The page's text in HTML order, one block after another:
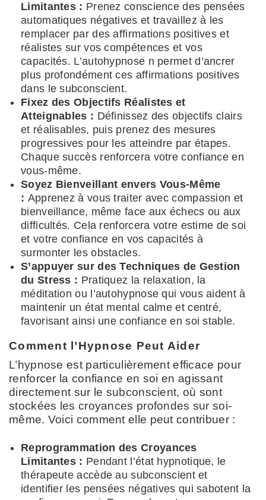
Limitantes : Prenez conscience des pensées
automatiques négatives et travaillez à les
remplacer par des affirmations positives et
réalistes sur vos compétences et vos
capacités. L’autohypnose n permet d’ancrer
plus profondément ces affirmations positives
dans le subconscient.
Fixez des Objectifs Réalistes et
Atteignables : Définissez des objectifs clairs
et réalisables, puis prenez des mesures
progressives pour les atteindre par étapes.
Chaque succès renforcera votre confiance en
vous-même.
Soyez Bienveillant envers Vous-Même
: Apprenez à vous traiter avec compassion et
bienveillance, même face aux échecs ou aux
difficultés. Cela renforcera votre estime de soi
et votre confiance en vos capacités à
surmonter les obstacles.
S’appuyer sur des Techniques de Gestion
du Stress : Pratiquez la relaxation, la
méditation ou l’autohypnose qui vous aident à
maintenir un état mental calme et centré,
favorisant ainsi une confiance en soi stable.
Comment l’Hypnose Peut Aider
L’hypnose est particulièrement efficace pour
renforcer la confiance en soi en agissant
directement sur le subconscient, où sont
stockées les croyances profondes sur soi-
même. Voici comment elle peut contribuer :
Reprogrammation des Croyances
Limitantes : Pendant l’état hypnotique, le
thérapeute accède au subconscient et
identifier les pensées négatives qui sabotent la